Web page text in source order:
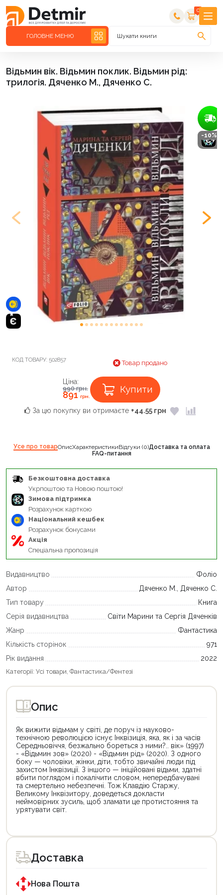
0
ГОЛОВНЕ МЕНЮ Шукати книги
Відьмин вік. Відьмин поклик. Відьмин рід:
трилогія. Дяченко М., Дяченко С.
-10%
КОД ТОВАРУ: 502857 Товар продано
Ціна:
990грн.
891грн.
Купити
За цю покупку ви отримаєте +44.55 грн
Усе про товарОписХарактеристикиВідгуки (0)Доставка та оплата
FAQ-питання
Безкоштовна доставка
Укрпоштою та Новою поштою!
Зимова підтримка
Розрахунок карткою
Національний кешбек
Розрахунок бонусами
Акція
Спеціальна пропозиція
Видавництво
Фоліо
Автор
Дяченко М., Дяченко С.
Тип товару
Книга
Серія видавництва
Світи Марини та Сергія Дяченків
Жанр
Фантастика
Кількість сторінок
971
Рік видання
2022
Категорії: Усі товари Фантастика/Фентезі
Опис
Як вижити відьмам у світі, де поруч із науково-
технічною революцією існує Інквізиція, яка, як і за часів
Середньовіччя, безжально бореться з ними?.. вік» (1997)
- «Відьмин зов» (2020) - «Відьмин рід» (2020). З одного
боку — чоловіки, жінки, діти, тобто звичайні люди під
захистом Інквізиції. З іншого — ініційовані відьми, здатні
вбити поглядом і покалічити словом, непередбачувані
та смертельно небезпечні. Тож Клавдію Старжу,
Великому Інквізитору, доведеться докласти
неймовірних зусиль, щоб зламати це протистояння та
урятувати світ.
товар
для
покупки
державною
програмою
єКнига.
товар
для
покупки
державною
програмою
«Національний
Доставка
Нова Пошта